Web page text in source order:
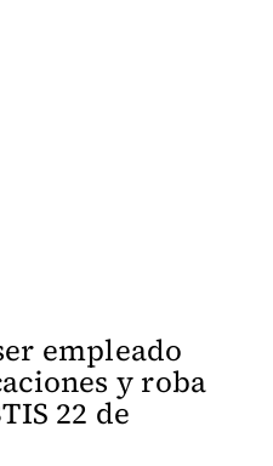
empleado
y roba
22 de